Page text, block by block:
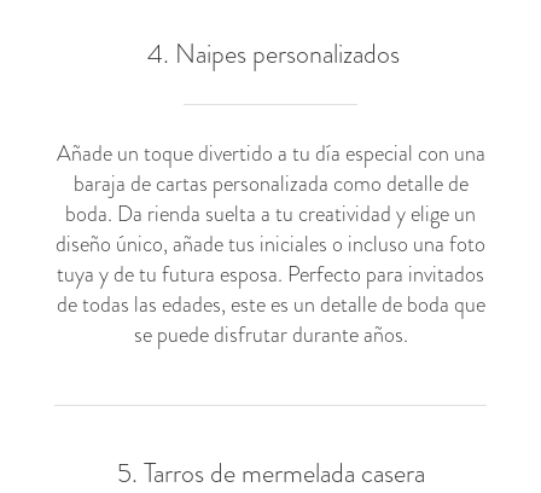
4. Naipes personalizados
Añade un toque divertido a tu día especial con una
baraja de cartas personalizada como detalle de
boda. Da rienda suelta a tu creatividad y elige un
diseño único, añade tus iniciales o incluso una foto
tuya y de tu futura esposa. Perfecto para invitados
de todas las edades, este es un detalle de boda que
se puede disfrutar durante años.
5. Tarros de mermelada casera